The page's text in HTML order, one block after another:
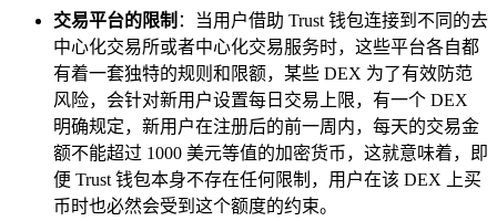
交易平台的限制 ：当用户借助 Trust 钱包连接到不同的去
中心化交易所或者中心化交易服务时，这些平台各自都
有着一套独特的规则和限额，某些 DEX 为了有效防范
风险，会针对新用户设置每日交易上限，有一个 DEX
明确规定，新用户在注册后的前一周内，每天的交易金
额不能超过 1000 美元等值的加密货币，这就意味着，即
便 Trust 钱包本身不存在任何限制，用户在该 DEX 上买
币时也必然会受到这个额度的约束。